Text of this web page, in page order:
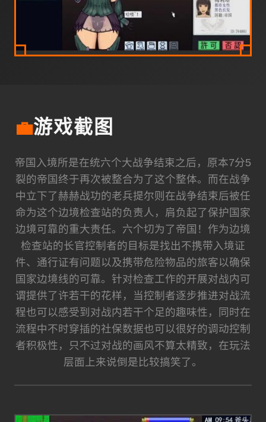
💼游戏截图
帝国入境所是在统六个大战争结束之后，原本7分5
裂的帝国终于再次被整合为了这个整体。而在战争
中立下了赫赫战功的老兵提尔则在战争结束后被任
命为这个边境检查站的负责人，肩负起了保护国家
边境可靠的重大责任。六个切为了帝国！作为边境
检查站的长官控制者的目标是找出不携带入境证
件、通行证有问题以及携带危险物品的旅客以确保
国家边境线的可靠。针对检查工作的开展对战内可
谓提供了许若干的花样，当控制者逐步推进对战流
程也可以感受到对战内若干个足的趣味性，同时在
流程中不时穿插的社保数据也可以很好的调动控制
者积极性，只不过对战的画风不算太精致，在玩法
层面上来说倒是比较搞笑了。